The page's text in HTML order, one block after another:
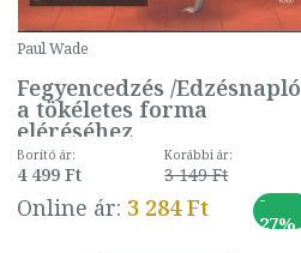
Paul Wade
Fegyencedzés /Edzésnapló
a tökéletes forma
eléréséhez
Borító ár:
4 499 Ft
Korábbi ár:
3 149 Ft
Online ár: 3 284 Ft
-
27%